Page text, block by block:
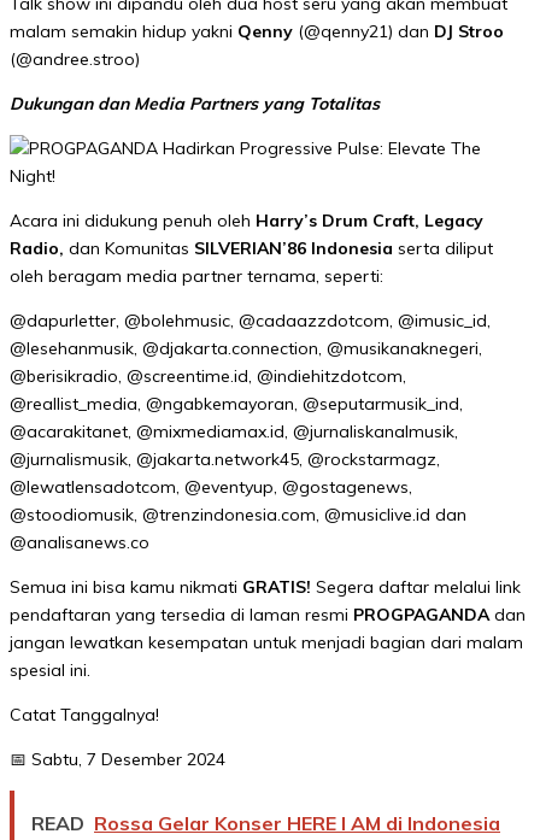
malam semakin hidup yakni Qenny (@qenny21) dan DJ Stroo
(@andree.stroo)
Dukungan dan Media Partners yang Totalitas
Acara ini didukung penuh oleh Harry’s Drum Craft, Legacy
Radio, dan Komunitas SILVERIAN’86 Indonesia serta diliput
oleh beragam media partner ternama, seperti:
@dapurletter, @bolehmusic, @cadaazzdotcom, @imusic_id,
@lesehanmusik, @djakarta.connection, @musikanaknegeri,
@berisikradio, @screentime.id, @indiehitzdotcom,
@reallist_media, @ngabkemayoran, @seputarmusik_ind,
@acarakitanet, @mixmediamax.id, @jurnaliskanalmusik,
@jurnalismusik, @jakarta.network45, @rockstarmagz,
@lewatlensadotcom, @eventyup, @gostagenews,
@stoodiomusik, @trenzindonesia.com, @musiclive.id dan
@analisanews.co
Semua ini bisa kamu nikmati GRATIS! Segera daftar melalui link
pendaftaran yang tersedia di laman resmi PROGPAGANDAdan
jangan lewatkan kesempatan untuk menjadi bagian dari malam
spesial ini.
Catat Tanggalnya!
📅 Sabtu, 7 Desember 2024
READ Rossa Gelar Konser HERE I AM di Indonesia